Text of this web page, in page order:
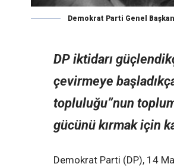
Demokrat Parti Genel
DP iktidarı
çevirmeye
topluluğu”nun
gücünü kırmak için
Demokrat Parti (DP), 14